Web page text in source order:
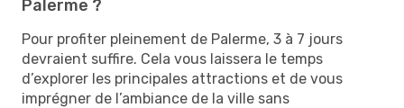
Palerme ?
Pour profiter pleinement de Palerme, 3 à 7 jours
devraient suffire. Cela vous laissera le temps
d’explorer les principales attractions et de vous
imprégner de l’ambiance de la ville sans